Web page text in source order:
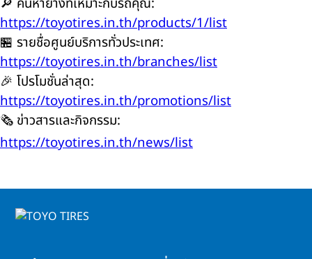
https://toyotires.in.th/products/1/list
🏪 รายชื่อศูนย์บริการทั่วประเทศ:
https://toyotires.in.th/branches/list
🎉 โปรโมชั่นล่าสุด:
https://toyotires.in.th/promotions/list
🗞️ ข่าวสารและกิจกรรม:
https://toyotires.in.th/news/list